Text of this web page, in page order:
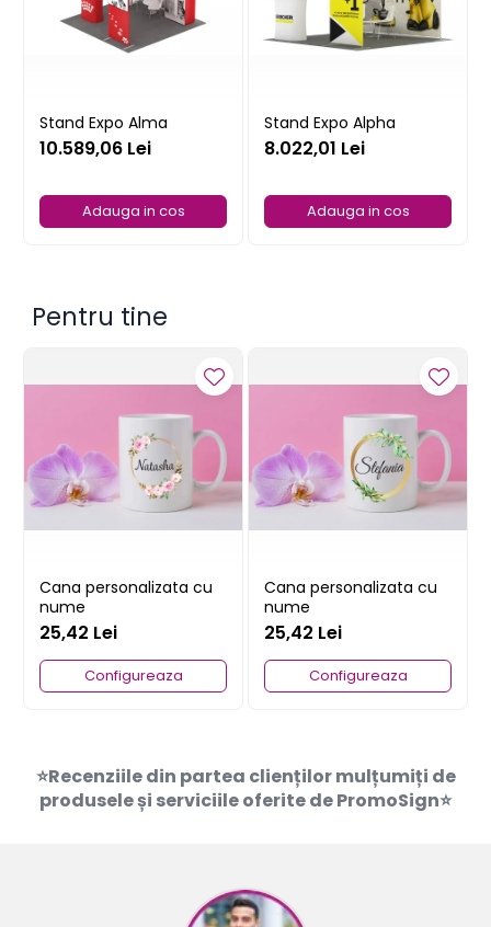
Stand Expo Alma
10.589,06 Lei
Adauga in cos
Stand Expo Alpha
8.022,01 Lei
Adauga in cos
Pentru tine
Cana personalizata cu
nume
25,42 Lei
Configureaza
Cana personalizata cu
nume
25,42 Lei
Configureaza
⭐Recenziile din partea clienților mulțumiți de
produsele și serviciile oferite de PromoSign⭐